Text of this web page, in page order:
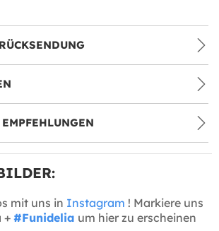
mit uns in Instagram ! Markiere uns
+ #Funidelia um hier zu erscheinen